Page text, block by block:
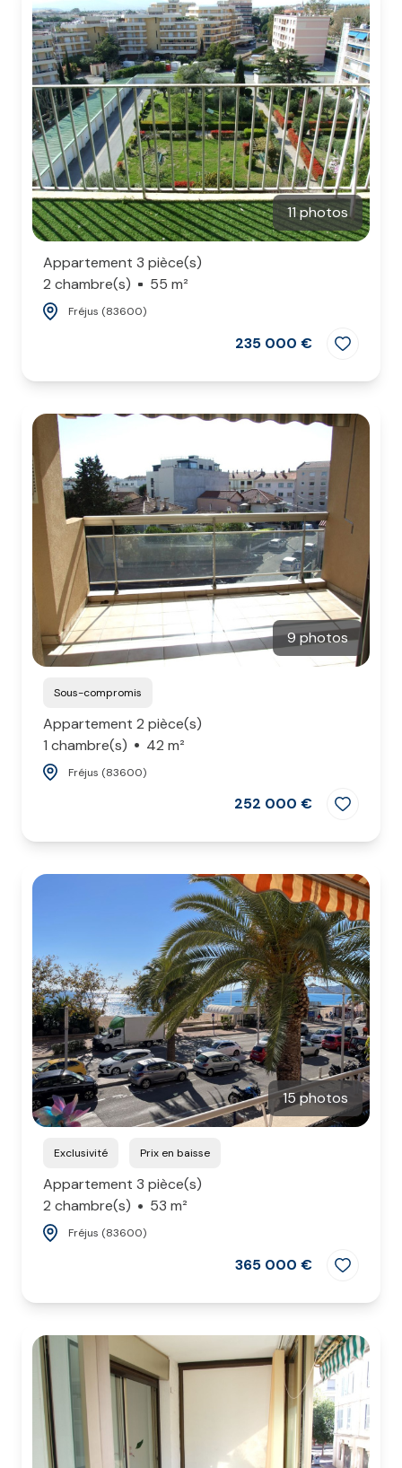
11 photos
Appartement 3 pièce(s)
2 chambre(s)
55 m²
Fréjus (83600)
235 000 €
9 photos
Sous-compromis
Appartement 2 pièce(s)
1 chambre(s)
42 m²
Fréjus (83600)
252 000 €
15 photos
Exclusivité Prix en baisse
Appartement 3 pièce(s)
2 chambre(s)
53 m²
Fréjus (83600)
365 000 €